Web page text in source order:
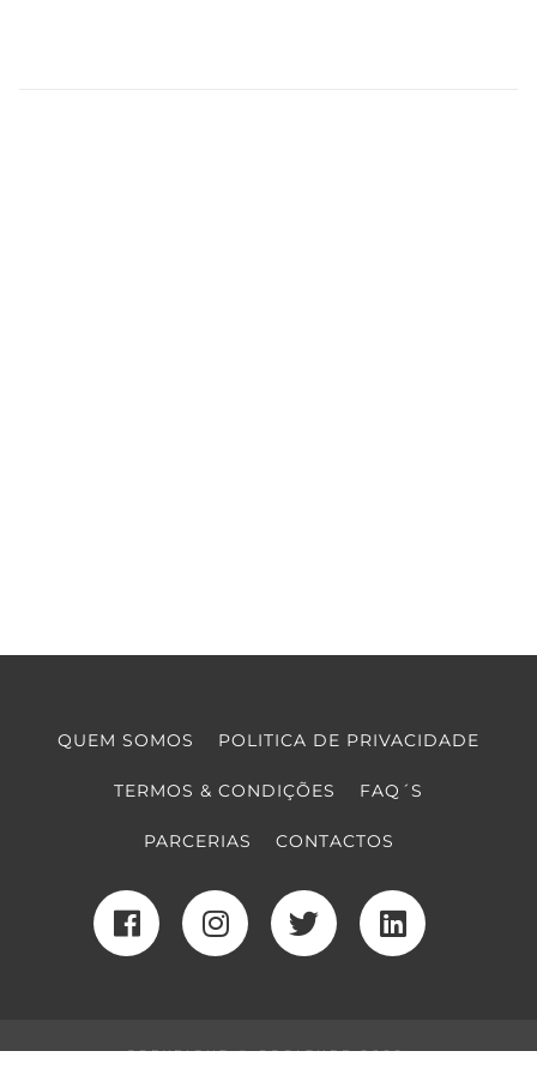
QUEM SOMOS POLITICA DE PRIVACIDADE
TERMOS & CONDIÇÕES FAQ´S
PARCERIAS CONTACTOS
COPYRIGHT © COOLTURE 2022